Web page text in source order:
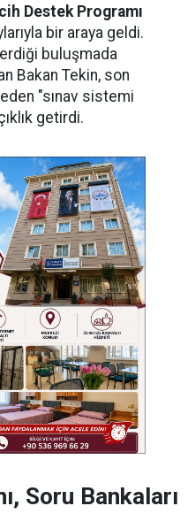
Destek Programı
bir araya geldi.
buluşmada
Bakan Tekin, son
"sınav sistemi
getirdi.
Soru Bankaları